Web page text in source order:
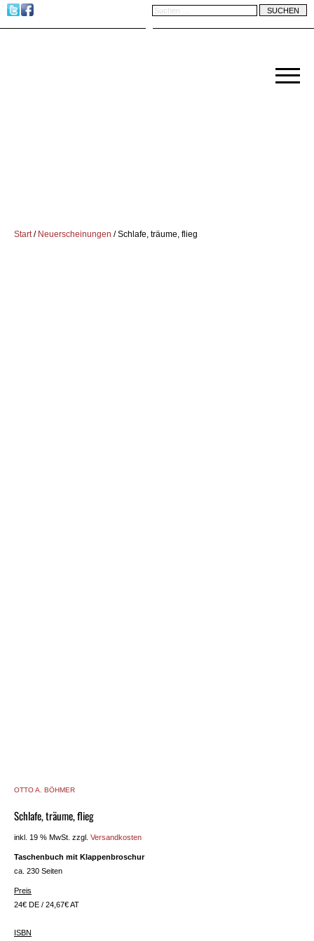
Start/ Neuerscheinungen / Schlafe, träume, flieg
OTTO A. BÖHMER
Schlafe, träume, flieg
inkl. 19 % MwSt. zzgl. Versandkosten
Taschenbuch mit Klappenbroschur
ca. 230 Seiten
Preis
24€ DE / 24,67€ AT
ISBN